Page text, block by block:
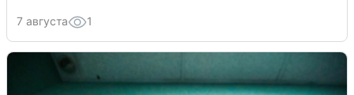
7 августа 1